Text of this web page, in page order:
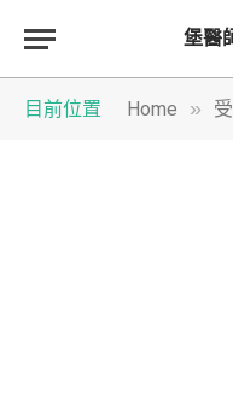
堡醫
目前位置 Home »